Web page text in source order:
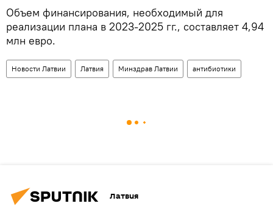
Объем финансирования, необходимый для
реализации плана в 2023-2025 гг., составляет 4,94
млн евро.
Новости Латвии Латвия Минздрав Латвии антибиотики
Латвия